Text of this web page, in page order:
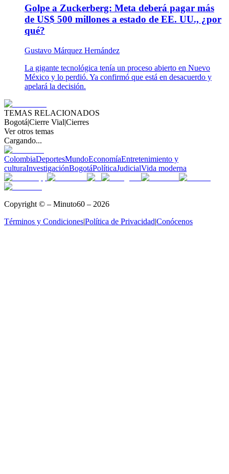
Golpe a Zuckerberg: Meta deberá pagar más
de US$ 500 millones a estado de EE. UU., ¿por
qué?
Gustavo Márquez Hernández
La gigante tecnológica tenía un proceso abierto en Nuevo
México y lo perdió. Ya confirmó que está en desacuerdo y
apelará la decisión.
TEMAS RELACIONADOS
Bogotá|Cierre Vial|Cierres
Ver otros temas
Cargando...
ColombiaDeportesMundoEconomíaEntretenimiento y
culturaInvestigaciónBogotáPolíticaJudicialVida moderna
Copyright © – Minuto60 – 2026
Términos y Condiciones|Política de Privacidad|Conócenos